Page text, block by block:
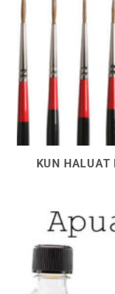
KUN HALUAT